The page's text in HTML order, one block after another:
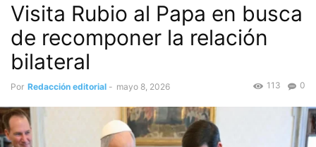
Visita Rubio al Papa en busca
de recomponer la relación
bilateral
Por Redacción editorial - mayo 8, 2026 0
113